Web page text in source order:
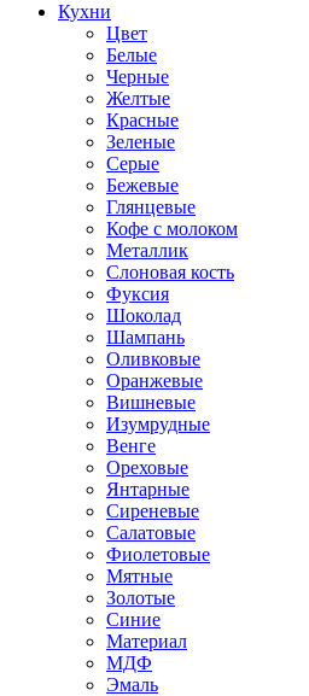
Кухни
Цвет
Белые
Черные
Желтые
Красные
Зеленые
Серые
Бежевые
Глянцевые
Кофе с молоком
Металлик
Слоновая кость
Фуксия
Шоколад
Шампань
Оливковые
Оранжевые
Вишневые
Изумрудные
Венге
Ореховые
Янтарные
Сиреневые
Салатовые
Фиолетовые
Мятные
Золотые
Синие
Материал
МДФ
Эмаль